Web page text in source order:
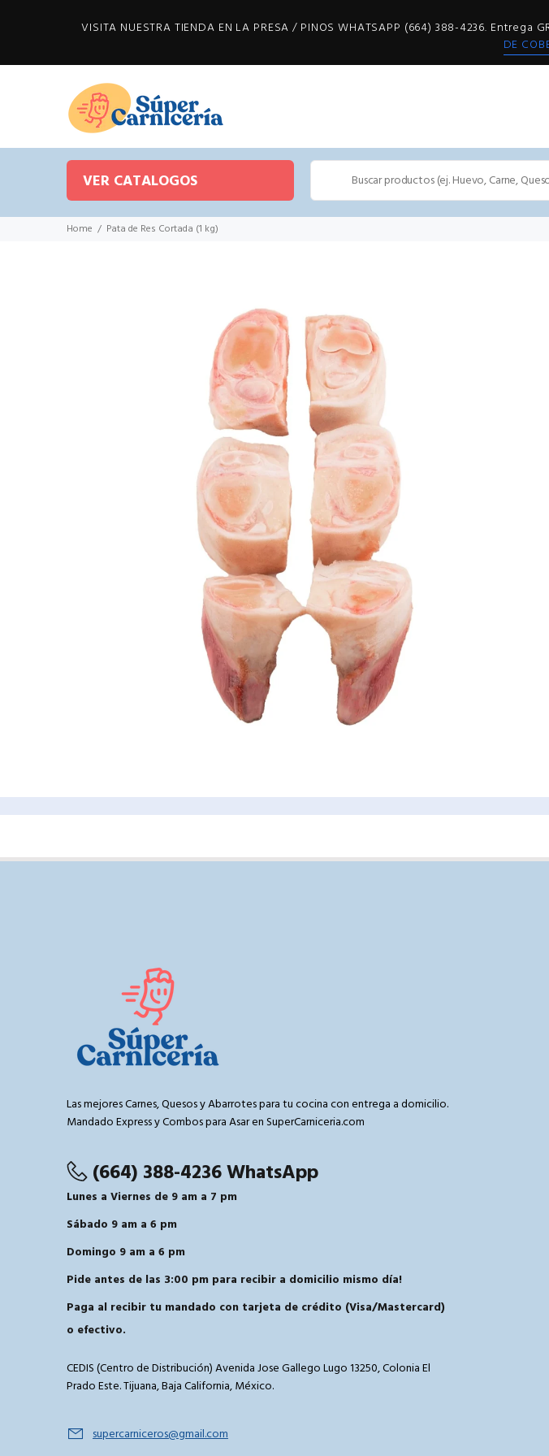
VISITA NUESTRA TIENDA EN LA PRESA / PINOS WHATSAPP (664) 388-4236.
DE
VER CATALOGOS
Home Pata de Res Cortada (1 kg)
Las mejores Carnes, Quesos y Abarrotes para tu cocina con entrega a domicilio.
Mandado Express y Combos para Asar en SuperCarniceria.com
(664) 388-4236 WhatsApp
Lunes a Viernes de 9 am a 7 pm
Sábado 9 am a 6 pm
Domingo 9 am a 6 pm
Pide antes de las 3:00 pm para recibir a domicilio mismo día!
Paga al recibir tu mandado con tarjeta de crédito (Visa/Mastercard)
o efectivo.
CEDIS (Centro de Distribución) Avenida Jose Gallego Lugo 13250, Colonia El
Prado Este. Tijuana, Baja California, México.
supercarniceros@gmail.com